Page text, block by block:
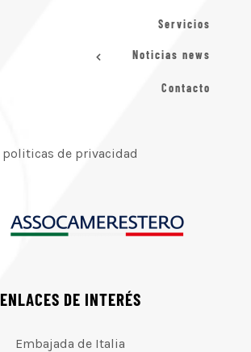
Servicios
Noticias news
Contacto
politicas de privacidad
ENLACES DE INTERÉS
Embajada de Italia